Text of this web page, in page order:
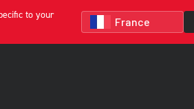
to your